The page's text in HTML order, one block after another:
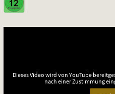
Dieses Video wird von YouTube
nach einer Zustimmung